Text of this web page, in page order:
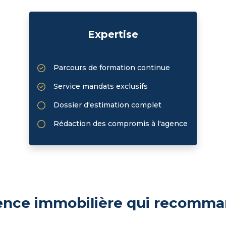
Expertise
Parcours de formation continue
Service mandats exclusifs
Dossier d'estimation complet
Rédaction des compromis à l'agence
immobilière qui